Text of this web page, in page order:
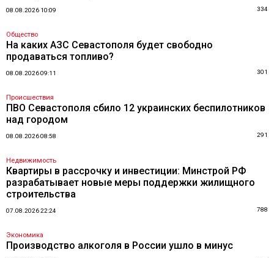
08.08.2026 10:09 334
Общество
На каких АЗС Севастополя будет свободно
продаваться топливо?
08.08.2026 09:11 301
Происшествия
ПВО Севастополя сбило 12 украинских беспилотников
над городом
08.08.2026 08:58 291
Недвижимость
Квартиры в рассрочку и инвестиции: Минстрой РФ
разрабатывает новые меры поддержки жилищного
строительства
07.08.2026 22:24 788
Экономика
Производство алкоголя в России ушло в минус